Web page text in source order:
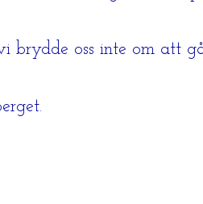
brydde oss inte om att